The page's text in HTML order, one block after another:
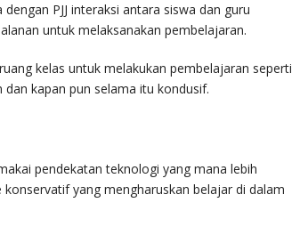
PJJ interaksi antara siswa dan guru
untuk melaksanakan pembelajaran.
kelas untuk melakukan pembelajaran seperti
kapan pun selama itu kondusif.
pendekatan teknologi yang mana lebih
yang mengharuskan belajar di dalam